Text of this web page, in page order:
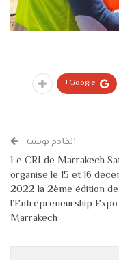
Google+
القادم بوست
Le CRI de Marrakech
organise le 15 et 16
2022 la 2ème édition de
l’Entrepreneurship
Marrakech